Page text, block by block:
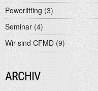
Powerlifting (3)
Seminar (4)
Wir sind CFMD (9)
ARCHIV